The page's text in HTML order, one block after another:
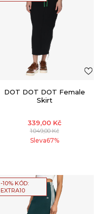
DOT DOT DOT Female
Skirt
339,00 Kč
1.049,00Kč
Sleva67%
-10% KÓD:
EXTRA10